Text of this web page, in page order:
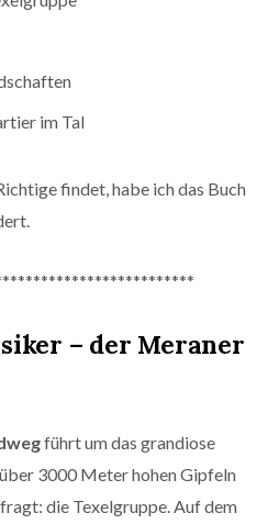
im Tal
findet, habe ich das Buch
– der Meraner
führt um das grandiose
3000 Meter hohen Gipfeln
die Texelgruppe. Auf dem